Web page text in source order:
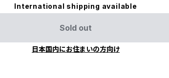
International shipping available
Sold out
日本国内にお住まいの方向け